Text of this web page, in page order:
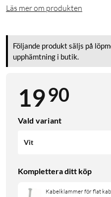
Läs mer om produkten
Följande produkt säljs på
upphämtning i butik.
1990
Vald variant
Vit
Komplettera ditt köp
Kabelklammer för flat